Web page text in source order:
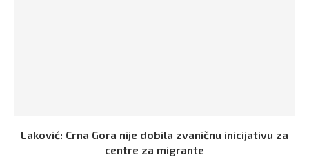
Laković: Crna Gora nije dobila zvaničnu inicijativu za
centre za migrante